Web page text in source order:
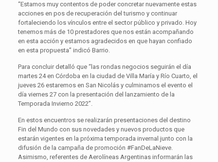
“Estamos muy contentos de poder concretar nuevamente estas
acciones en pos de recuperación del turismo y continuar
fortaleciendo los vínculos entre el sector público y privado. Hoy
tenemos más de 10 prestadores que nos están acompañando
en esta acción y estamos agradecidos en que hayan confiado
en esta propuesta” indicó Barrio.
Para concluir detalló que “las rondas negocios seguirán el día
martes 24 en Córdoba en la ciudad de Villa María y Río Cuarto, el
jueves 26 estaremos en San Nicolás y culminamos el evento el
día viernes 27 con la presentación del lanzamiento de la
Temporada Invierno 2022”.
En estos encuentros se realizarán presentaciones del destino
Fin del Mundo con sus novedades y nuevos productos que
estarán vigentes en la próxima temporada invernal junto con la
difusión de la campaña de promoción #FanDeLaNieve.
Asimismo, referentes de Aerolíneas Argentinas informarán las